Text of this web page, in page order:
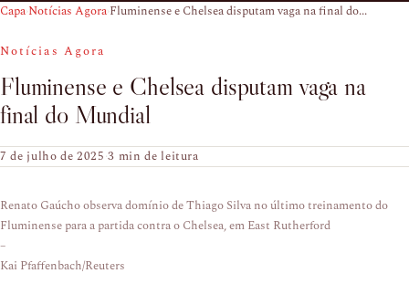
Capa›Notícias Agora›Fluminense e Chelsea disputam vaga na final do...
Notícias Agora
Fluminense e Chelsea disputam vaga na
final do Mundial
7 de julho de 2025·3 min de leitura
Renato Gaúcho observa domínio de Thiago Silva no último treinamento do
Fluminense para a partida contra o Chelsea, em East Rutherford
–
Kai Pfaffenbach/Reuters